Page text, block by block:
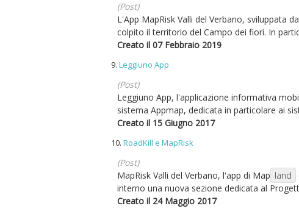
(Post)
L'App MapRisk Valli del Verbano, sviluppata
colpito il territorio del Campo dei fiori. In
Creato il 07 Febbraio 2019
9. Leggiuno App
(Post)
Leggiuno App, l'applicazione informativa
sistema Appmap, dedicata in particolare ai
Creato il 15 Giugno 2017
10. RoadKill e MapRisk
(Post)
MapRisk Valli del Verbano, l'app di Map land
interno una nuova sezione dedicata al
Creato il 24 Maggio 2017